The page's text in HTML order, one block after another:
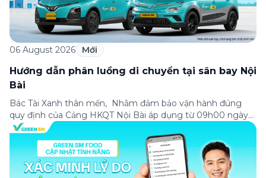
06 August 2026 Mới
Hướng dẫn phân luồng di chuyển tại sân bay Nội
Bài
Bác Tài Xanh thân mến, Nhằm đảm bảo vận hành đúng
quy định của Cảng HKQT Nội Bài áp dụng từ 09h00 ngày
05/08/2026, Green SM gửi tới Bác Tài Xanh hướng dẫn
phân luồng di chuyển quan trọng như sau: ✈️ NHÀ GA T2
(QUỐC TẾ) ✅ ĐÓN KHÁCH – Hành khách sử dụng ứng
dụng […]